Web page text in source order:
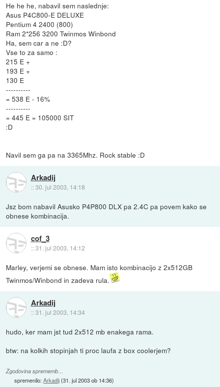
He he he, nabavil sem naslednje:
Asus P4C800-E DELUXE
Pentium 4 2400 (800)
Ram 2*256 3200 Twinmos Winbond
Ha, sem car a ne :D?
Vse to za samo :
215 E +
193 E +
130 E
----------
= 538 E - 16%
----------
= 445 E = 105000 SIT
:D
Navil sem ga pa na 3365Mhz. Rock stable :D
Arkadij
::30. jul 2003, 14:18
Jsz bom nabavil Asusko P4P800 DLX pa 2.4C pa povem kako se
obnese kombinacija.
cof_3
::31. jul 2003, 14:12
Marley, verjemi se obnese. Mam isto kombinacijo z 2x512GB
Twinmos/Winbond in zadeva rula.
Arkadij
::31. jul 2003, 14:34
hudo, ker mam jst tud 2x512 mb enakega rama.
btw: na kolkih stopinjah ti proc laufa z box coolerjem?
Zgodovina sprememb…
spremenilo:Arkadij(31. jul 2003 ob 14:36)